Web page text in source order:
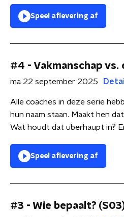
Speel aflevering af
#4 - Vakmanschap vs.
ma 22 september 2025
Alle coaches in deze serie
hun naam staan. Maakt hen
Wat houdt dat uberhaupt in?
Speel aflevering af
#3 - Wie bepaalt?